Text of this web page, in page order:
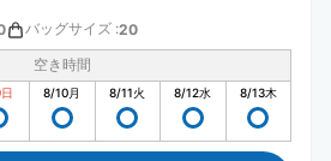
バッグサイズ :20
空き時間
日 8/10月 8/11火 8/12水 8/13木